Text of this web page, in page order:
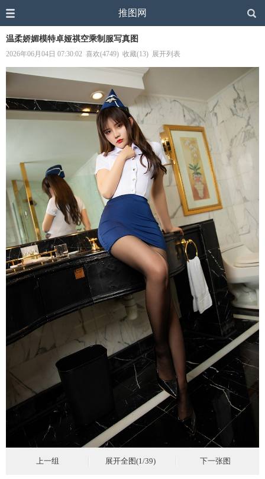
推图网
温柔娇媚模特卓娅祺空乘制服写真图
2026年06月04日 07:30:02 喜欢(4749) 收藏(13) 展开列表
上一组 展开全图(1/39) 下一张图